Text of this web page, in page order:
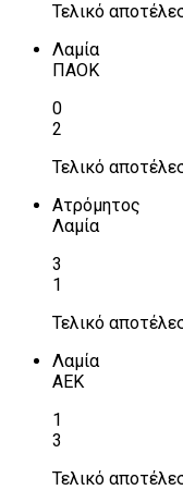
Τελικό
Λαμία
ΠΑΟΚ
0
2
Τελικό
Ατρόμητος
Λαμία
3
1
Τελικό
Λαμία
ΑΕΚ
1
3
Τελικό